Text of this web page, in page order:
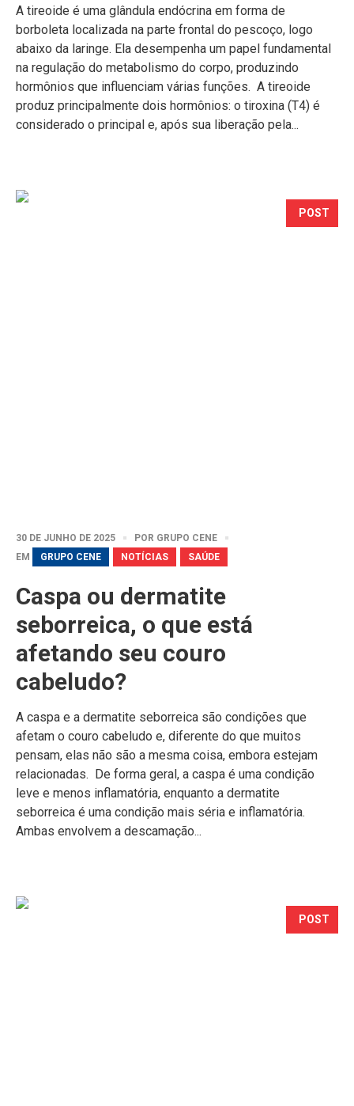
A tireoide é uma glândula endócrina em forma de
borboleta localizada na parte frontal do pescoço, logo
abaixo da laringe. Ela desempenha um papel fundamental
na regulação do metabolismo do corpo, produzindo
hormônios que influenciam várias funções. A tireoide
produz principalmente dois hormônios: o tiroxina (T4) é
considerado o principal e, após sua liberação pela...
POST
30 DE JUNHO DE 2025 POR GRUPO CENE
EM
GRUPO CENE NOTÍCIAS SAÚDE
Caspa ou dermatite
seborreica, o que está
afetando seu couro
cabeludo?
A caspa e a dermatite seborreica são condições que
afetam o couro cabeludo e, diferente do que muitos
pensam, elas não são a mesma coisa, embora estejam
relacionadas. De forma geral, a caspa é uma condição
leve e menos inflamatória, enquanto a dermatite
seborreica é uma condição mais séria e inflamatória.
Ambas envolvem a descamação...
POST